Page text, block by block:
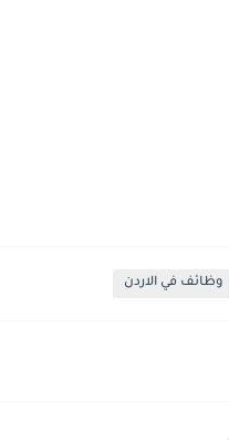
وظائف في الاردن